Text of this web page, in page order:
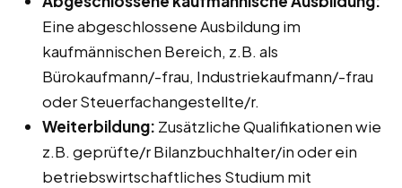
Eine abgeschlossene Ausbildung im
kaufmännischen Bereich, z.B. als
Bürokaufmann/-frau, Industriekaufmann/-frau
oder Steuerfachangestellte/r.
Weiterbildung: Zusätzliche Qualifikationen wie
z.B. geprüfte/r Bilanzbuchhalter/in oder ein
betriebswirtschaftliches Studium mit